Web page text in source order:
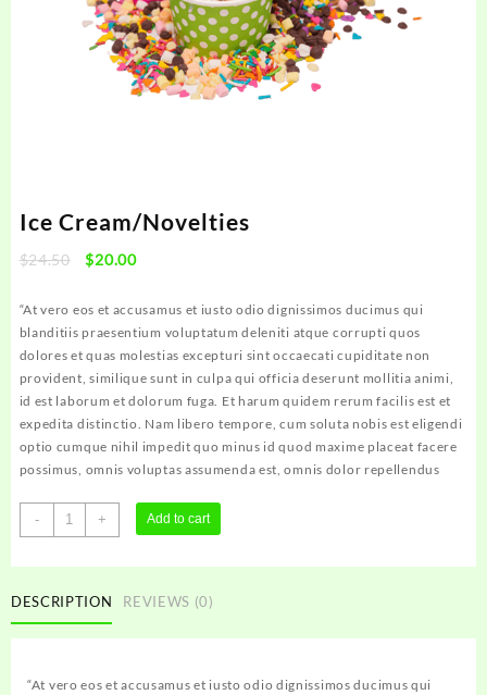
Ice Cream/Novelties
$24.50
Original
was:
$24.50.
$20.00Current
is:
$20.00.
“At vero eos et accusamus et iusto odio dignissimos ducimus qui
blanditiis praesentium voluptatum deleniti atque corrupti quos
dolores et quas molestias excepturi sint occaecati cupiditate non
provident, similique sunt in culpa qui officia deserunt mollitia animi,
id est laborum et dolorum fuga. Et harum quidem rerum facilis est et
expedita distinctio. Nam libero tempore, cum soluta nobis est eligendi
optio cumque nihil impedit quo minus id quod maxime placeat facere
possimus, omnis voluptas assumenda est, omnis dolor repellendus
-
Ice
Cream/Novelties
+ Add to cart
DESCRIPTION REVIEWS (0)
“At vero eos et accusamus et iusto odio dignissimos ducimus qui